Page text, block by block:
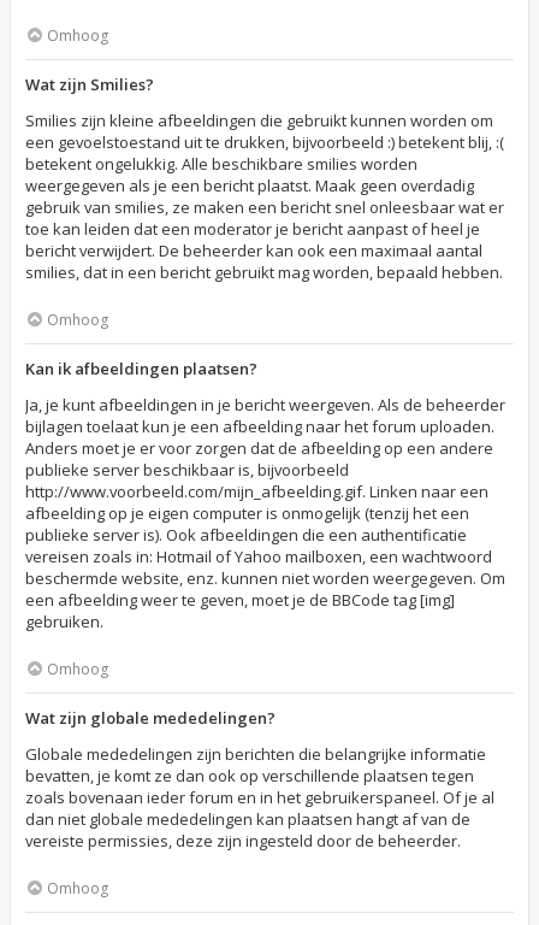
Omhoog
Wat zijn Smilies?
Smilies zijn kleine afbeeldingen die gebruikt kunnen worden om
een gevoelstoestand uit te drukken, bijvoorbeeld :) betekent blij, :(
betekent ongelukkig. Alle beschikbare smilies worden
weergegeven als je een bericht plaatst. Maak geen overdadig
gebruik van smilies, ze maken een bericht snel onleesbaar wat er
toe kan leiden dat een moderator je bericht aanpast of heel je
bericht verwijdert. De beheerder kan ook een maximaal aantal
smilies, dat in een bericht gebruikt mag worden, bepaald hebben.
Omhoog
Kan ik afbeeldingen plaatsen?
Ja, je kunt afbeeldingen in je bericht weergeven. Als de beheerder
bijlagen toelaat kun je een afbeelding naar het forum uploaden.
Anders moet je er voor zorgen dat de afbeelding op een andere
publieke server beschikbaar is, bijvoorbeeld
http://www.voorbeeld.com/mijn_afbeelding.gif. Linken naar een
afbeelding op je eigen computer is onmogelijk (tenzij het een
publieke server is). Ook afbeeldingen die een authentificatie
vereisen zoals in: Hotmail of Yahoo mailboxen, een wachtwoord
beschermde website, enz. kunnen niet worden weergegeven. Om
een afbeelding weer te geven, moet je de BBCode tag [img]
gebruiken.
Omhoog
Wat zijn globale mededelingen?
Globale mededelingen zijn berichten die belangrijke informatie
bevatten, je komt ze dan ook op verschillende plaatsen tegen
zoals bovenaan ieder forum en in het gebruikerspaneel. Of je al
dan niet globale mededelingen kan plaatsen hangt af van de
vereiste permissies, deze zijn ingesteld door de beheerder.
Omhoog